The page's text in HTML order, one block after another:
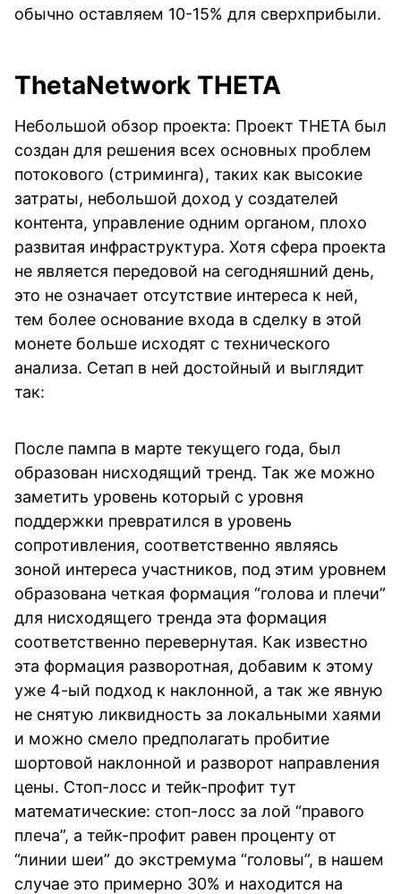
обычно оставляем 10-15% для сверхприбыли.
ThetaNetwork THETA
Небольшой обзор проекта: Проект THETA был
создан для решения всех основных проблем
потокового (стриминга), таких как высокие
затраты, небольшой доход у создателей
контента, управление одним органом, плохо
развитая инфраструктура. Хотя сфера проекта
не является передовой на сегодняшний день,
это не означает отсутствие интереса к ней,
тем более основание входа в сделку в этой
монете больше исходят с технического
анализа. Сетап в ней достойный и выглядит
так:
После пампа в марте текущего года, был
образован нисходящий тренд. Так же можно
заметить уровень который с уровня
поддержки превратился в уровень
сопротивления, соответственно являясь
зоной интереса участников, под этим уровнем
образована четкая формация “голова и плечи”
для нисходящего тренда эта формация
соответственно перевернутая. Как известно
эта формация разворотная, добавим к этому
уже 4-ый подход к наклонной, а так же явную
не снятую ликвидность за локальными хаями
и можно смело предполагать пробитие
шортовой наклонной и разворот направления
цены. Стоп-лосс и тейк-профит тут
математические: стоп-лосс за лой “правого
плеча”, а тейк-профит равен проценту от
“линии шеи” до экстремума “головы”, в нашем
случае это примерно 30% и находится на